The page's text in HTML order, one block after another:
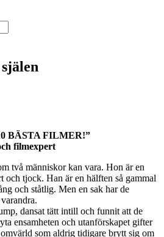
BÄSTA FILMER!”
filmexpert
två människor kan vara. Hon är en
och tjock. Han är en hälften så gammal
och ståtlig. Men en sak har de
dansat tätt intill och funnit att de
ensamheten och utanförskapet gifter
som aldrig tidigare brytt sig om